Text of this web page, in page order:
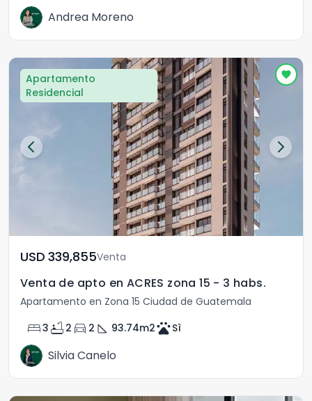
Andrea Moreno
Apartamento
Residencial
USD	339,855Venta
Venta de apto en ACRES zona 15 - 3 habs.
Apartamento en Zona 15 Ciudad de Guatemala
bed3 bathtub 2 directions_car 2 square_foot 93.74m2petsSì
Silvia Canelo